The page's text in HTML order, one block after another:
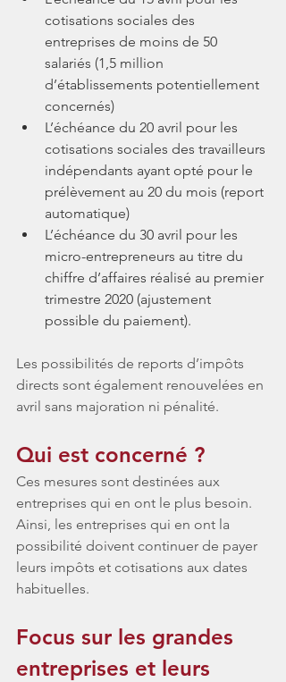
cotisations sociales des
entreprises de moins de 50
salariés (1,5 million
d’établissements potentiellement
concernés)
L’échéance du 20 avril pour les
cotisations sociales des travailleurs
indépendants ayant opté pour le
prélèvement au 20 du mois (report
automatique)
L’échéance du 30 avril pour les
micro-entrepreneurs au titre du
chiffre d’affaires réalisé au premier
trimestre 2020 (ajustement
possible du paiement).
Les possibilités de reports d’impôts
directs sont également renouvelées en
avril sans majoration ni pénalité.
Qui est concerné ?
Ces mesures sont destinées aux
entreprises qui en ont le plus besoin.
Ainsi, les entreprises qui en ont la
possibilité doivent continuer de payer
leurs impôts et cotisations aux dates
habituelles.
Focus sur les grandes
entreprises et leurs